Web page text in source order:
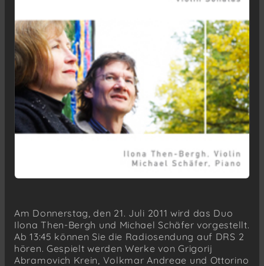
Am Donnerstag, den 21. Juli 2011 wird das Duo
Ilona Then-Bergh und Michael Schäfer vorgestellt.
Ab 13:45 können Sie die Radiosendung auf DRS 2
hören. Gespielt werden Werke von Grigorij
Abramovich Krein, Volkmar Andreae und Ottorino